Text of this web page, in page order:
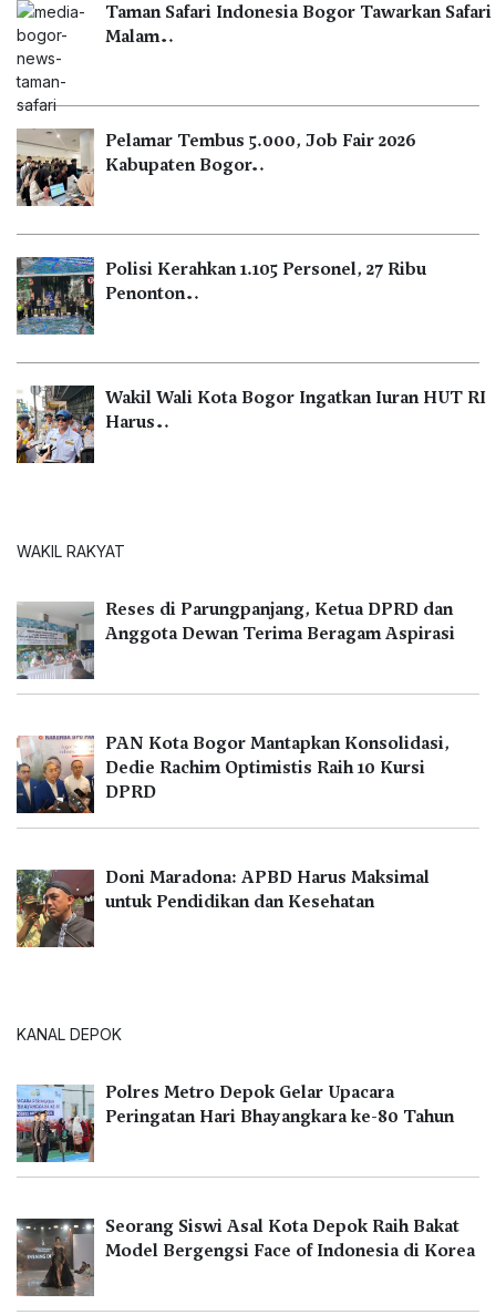
Taman Safari Indonesia Bogor Tawarkan Safari
Malam…
Pelamar Tembus 5.000, Job Fair 2026
Kabupaten Bogor…
Polisi Kerahkan 1.105 Personel, 27 Ribu
Penonton…
Wakil Wali Kota Bogor Ingatkan Iuran HUT RI
Harus…
WAKIL RAKYAT
Reses di Parungpanjang, Ketua DPRD dan
Anggota Dewan Terima Beragam Aspirasi
PAN Kota Bogor Mantapkan Konsolidasi,
Dedie Rachim Optimistis Raih 10 Kursi
DPRD
Doni Maradona: APBD Harus Maksimal
untuk Pendidikan dan Kesehatan
KANAL DEPOK
Polres Metro Depok Gelar Upacara
Peringatan Hari Bhayangkara ke-80 Tahun
Seorang Siswi Asal Kota Depok Raih Bakat
Model Bergengsi Face of Indonesia di Korea